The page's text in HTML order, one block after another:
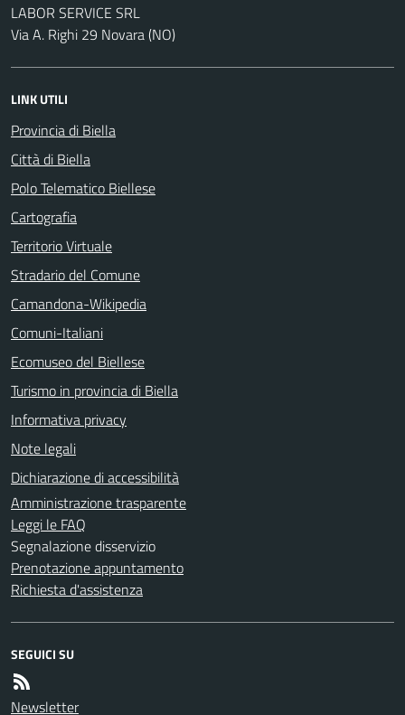
LABOR SERVICE SRL
Via A. Righi 29 Novara (NO)
LINK UTILI
Provincia di Biella
Città di Biella
Polo Telematico Biellese
Cartografia
Territorio Virtuale
Stradario del Comune
Camandona-Wikipedia
Comuni-Italiani
Ecomuseo del Biellese
Turismo in provincia di Biella
Informativa privacy
Note legali
Dichiarazione di accessibilità
Amministrazione trasparente
Leggi le FAQ
Segnalazione disservizio
Prenotazione appuntamento
Richiesta d'assistenza
SEGUICI SU
Newsletter